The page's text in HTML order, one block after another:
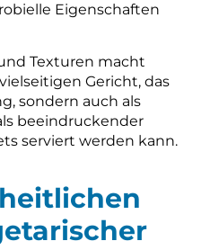
Eigenschaften
Texturen macht
Gericht, das
sondern auch als
beeindruckender
serviert werden kann.